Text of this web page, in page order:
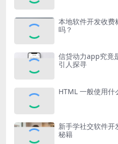
本地软件开发收费
吗？
信贷动力app究竟
引人探寻
HTML 一般使用什
新手学社交软件开
秘籍